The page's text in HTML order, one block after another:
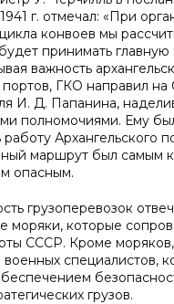
г. отмечал: «При
конвоев мы
принимать главную
важность
ГКО направил на
И. Д. Папанина,
полномочиями. Ему
работу Архангельского
маршрут был самым
опасным.
грузоперевозок
моряки, которые
СССР. Кроме
военных специалистов,
грузов.